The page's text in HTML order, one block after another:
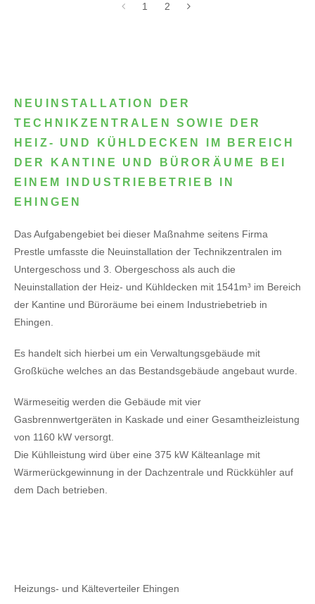
1 2
NEUINSTALLATION DER
TECHNIKZENTRALEN SOWIE DER
HEIZ- UND KÜHLDECKEN IM BEREICH
DER KANTINE UND BÜRORÄUME BEI
EINEM INDUSTRIEBETRIEB IN
EHINGEN
Das Aufgabengebiet bei dieser Maßnahme seitens Firma
Prestle umfasste die Neuinstallation der Technikzentralen im
Untergeschoss und 3. Obergeschoss als auch die
Neuinstallation der Heiz- und Kühldecken mit 1541m³ im Bereich
der Kantine und Büroräume bei einem Industriebetrieb in
Ehingen.
Es handelt sich hierbei um ein Verwaltungsgebäude mit
Großküche welches an das Bestandsgebäude angebaut wurde.
Wärmeseitig werden die Gebäude mit vier
Gasbrennwertgeräten in Kaskade und einer Gesamtheizleistung
von 1160 kW versorgt.
Die Kühlleistung wird über eine 375 kW Kälteanlage mit
Wärmerückgewinnung in der Dachzentrale und Rückkühler auf
dem Dach betrieben.
Heizungs- und Kälteverteiler Ehingen